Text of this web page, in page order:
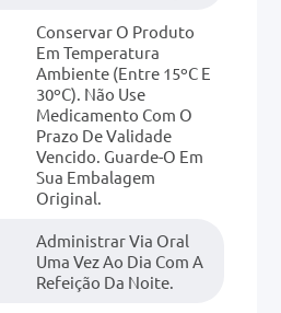
Conservar O Produto
Em Temperatura
Ambiente (entre 15ºC E
30ºC). Não Use
Medicamento Com O
Prazo De Validade
Vencido. Guarde-O Em
Sua Embalagem
Original.
Administrar Via Oral
Uma Vez Ao Dia Com A
Refeição Da Noite.